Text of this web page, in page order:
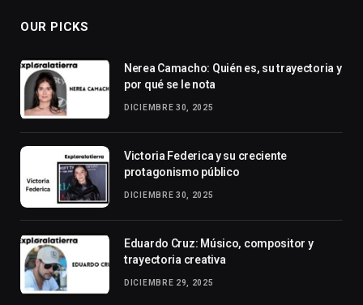
OUR PICKS
Nerea Camacho: Quién es, su trayectoria y
por qué se le nota
DICIEMBRE 30, 2025
Victoria Federica y su creciente
protagonismo público
DICIEMBRE 30, 2025
Eduardo Cruz: Músico, compositor y
trayectoria creativa
DICIEMBRE 29, 2025